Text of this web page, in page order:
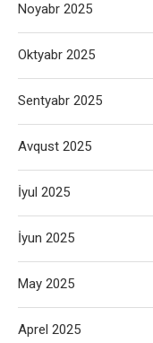
Noyabr 2025
Oktyabr 2025
Sentyabr 2025
Avqust 2025
İyul 2025
İyun 2025
May 2025
Aprel 2025